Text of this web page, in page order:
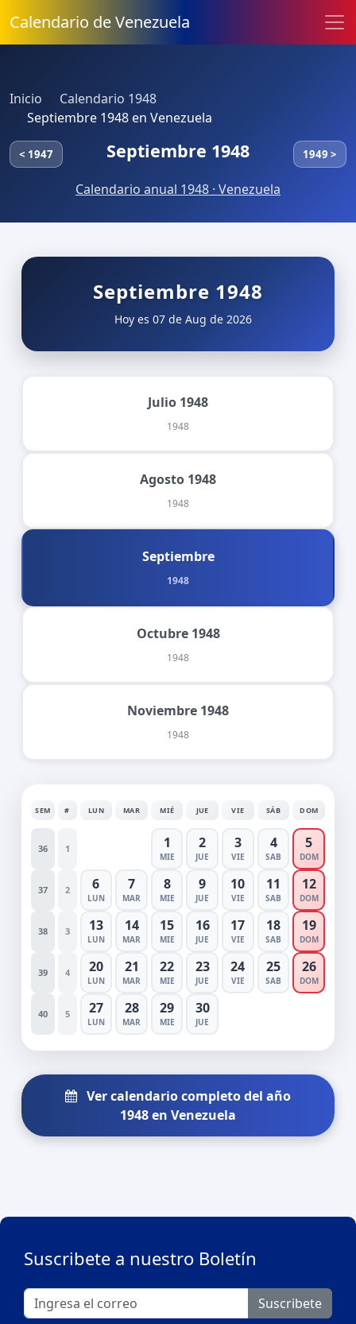
Calendario de Venezuela
Inicio
Calendario 1948
Septiembre 1948 en Venezuela
< 1947 Septiembre 1948 1949 >
Calendario anual 1948 · Venezuela
Septiembre 1948
Hoy es 07 de Aug de 2026
Julio 1948
1948
Agosto 1948
1948
Septiembre
1948
Octubre 1948
1948
Noviembre 1948
1948
SEM # LUN MAR MIÉ JUE VIE SÁB DOM
36 1 1
MIE
2
JUE
3
VIE
4
SAB
5
DOM
37 2 6
LUN
7
MAR
8
MIE
9
JUE
10
VIE
11
SAB
12
DOM
38 3 13
LUN
14
MAR
15
MIE
16
JUE
17
VIE
18
SAB
19
DOM
39 4 20
LUN
21
MAR
22
MIE
23
JUE
24
VIE
25
SAB
26
DOM
40 5 27
LUN
28
MAR
29
MIE
30
JUE
Ver calendario completo del año
1948 en Venezuela
Suscribete a nuestro Boletín
Suscribete